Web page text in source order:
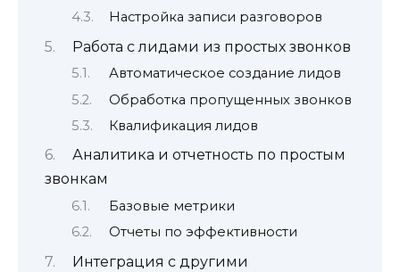
Настройка записи разговоров
Работа с лидами из простых звонков
Автоматическое создание лидов
Обработка пропущенных звонков
Квалификация лидов
Аналитика и отчетность по простым
звонкам
Базовые метрики
Отчеты по эффективности
Интеграция с другими